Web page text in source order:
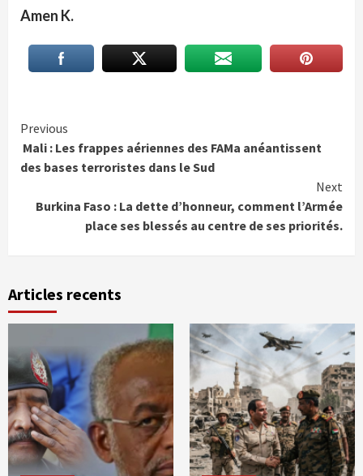
Amen K.
Continue
Reading
Previous
Mali : Les frappes aériennes des FAMa anéantissent
des bases terroristes dans le Sud
Next
Burkina Faso : La dette d’honneur, comment l’Armée
place ses blessés au centre de ses priorités.
Articles recents